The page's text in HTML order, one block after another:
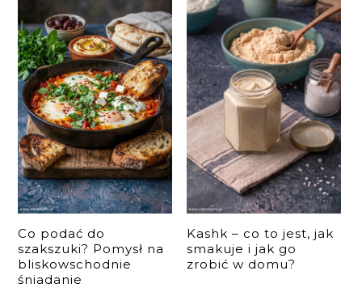
Co podać do
szakszuki? Pomysł na
bliskowschodnie
śniadanie
Kashk – co to jest, jak
smakuje i jak go
zrobić w domu?